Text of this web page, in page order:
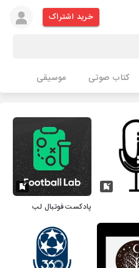
خرید اشتراک
کتاب صوتی موسیقی
پادکست فوتبال لب